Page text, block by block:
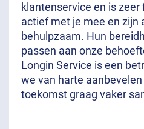
klantenservice en is zeer
actief met je mee en zijn
behulpzaam. Hun
passen aan onze
Longin Service is een
we van harte
toekomst graag vaker